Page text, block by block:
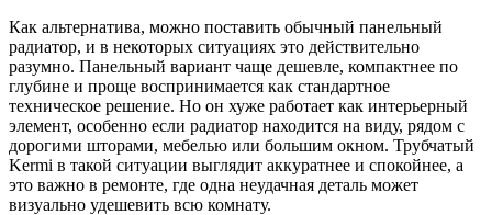
Как альтернатива, можно поставить обычный панельный
радиатор, и в некоторых ситуациях это действительно
разумно. Панельный вариант чаще дешевле, компактнее по
глубине и проще воспринимается как стандартное
техническое решение. Но он хуже работает как интерьерный
элемент, особенно если радиатор находится на виду, рядом с
дорогими шторами, мебелью или большим окном. Трубчатый
Kermi в такой ситуации выглядит аккуратнее и спокойнее, а
это важно в ремонте, где одна неудачная деталь может
визуально удешевить всю комнату.